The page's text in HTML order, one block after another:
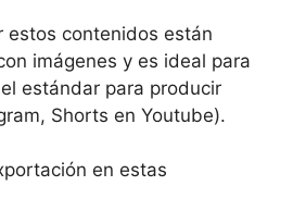
estos contenidos están
imágenes y es ideal para
estándar para producir
Shorts en Youtube).
en estas